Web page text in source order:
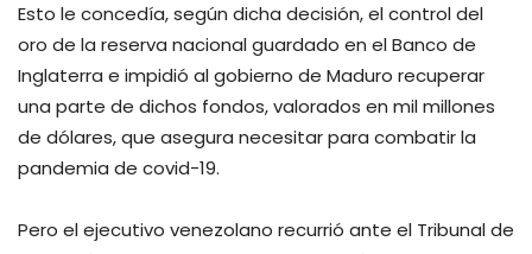
Esto le concedía, según dicha decisión, el control del
oro de la reserva nacional guardado en el Banco de
Inglaterra e impidió al gobierno de Maduro recuperar
una parte de dichos fondos, valorados en mil millones
de dólares, que asegura necesitar para combatir la
pandemia de covid-19.
Pero el ejecutivo venezolano recurrió ante el Tribunal de